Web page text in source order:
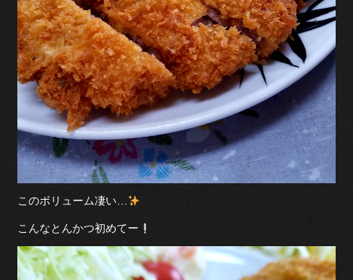
このボリューム凄い…
こんなとんかつ初めてー